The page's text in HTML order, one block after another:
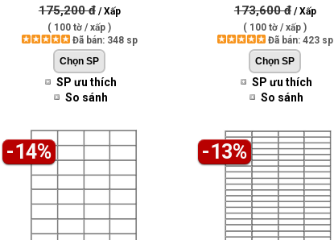
175,200 đ/ Xấp
( 100 tờ / xấp )
Đã bán: 348 sp
SP ưu thích
So sánh
173,600 đ/ Xấp
( 100 tờ / xấp )
Đã bán: 423 sp
SP ưu thích
So sánh
-14% -13%